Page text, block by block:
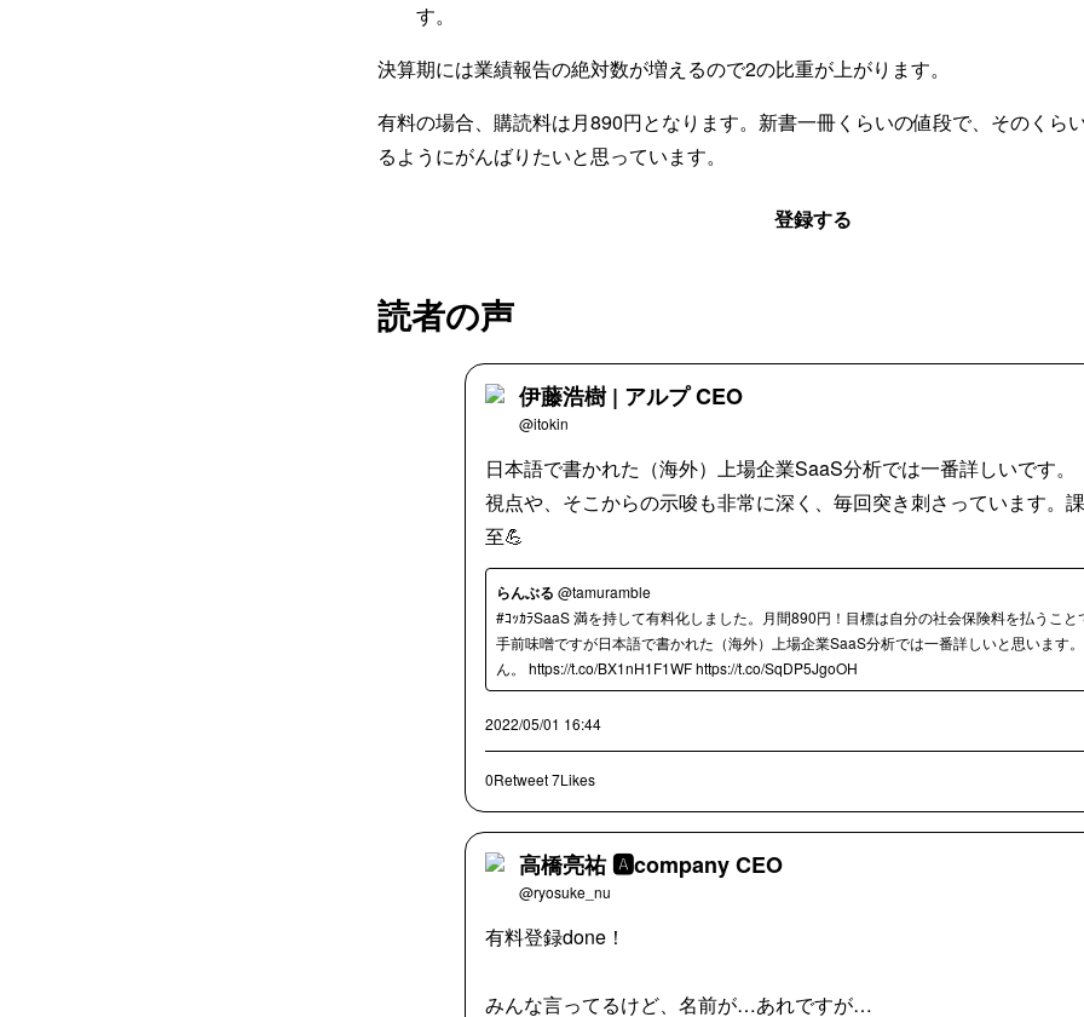
す。
決算期には業績報告の絶対数が増えるので2の比重が上がります。
有料の場合、購読料は月890円となります。新書一冊くらいの値段で、そのくら
るようにがんばりたいと思っています。
登録する
読者の声
伊藤浩樹 | アルプ CEO
@itokin
日本語で書かれた（海外）上場企業SaaS分析では一番詳しいです。
視点や、そこからの示唆も非常に深く、毎回突き刺さっています。
至💪
らんぶる @tamuramble
#ｺｯｶﾗSaaS 満を持して有料化しました。月間890円！目標は自分の社会保険料を払うこと
手前味噌ですが日本語で書かれた（海外）上場企業SaaS分析では一番詳しいと思います
ん。 https://t.co/BX1nH1F1WF https://t.co/SqDP5JgoOH
2022/05/01 16:44
0Retweet7Likes
高橋亮祐 🅰️company CEO
@ryosuke_nu
有料登録done！
みんな言ってるけど、名前が…あれですが…